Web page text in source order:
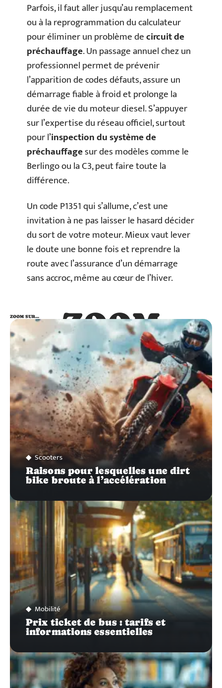
Parfois, il faut aller jusqu’au remplacement
ou à la reprogrammation du calculateur
pour éliminer un problème decircuit de
préchauffage. Un passage annuel chez un
professionnel permet de prévenir
l’apparition de codes défauts, assure un
démarrage fiable à froid et prolonge la
durée de vie du moteur diesel. S’appuyer
sur l’expertise du réseau officiel, surtout
pour l’inspection du système de
préchauffagesur des modèles comme le
Berlingo ou la C3, peut faire toute la
différence.
Un code P1351 qui s’allume, c’est une
invitation à ne pas laisser le hasard décider
du sort de votre moteur. Mieux vaut lever
le doute une bonne fois et reprendre la
route avec l’assurance d’un démarrage
sans accroc, même au cœur de l’hiver.
ZOOM
SUR…
ZOOM SUR…
Scooters
Raisons pour lesquelles une dirt
bike broute à l’accélération
Mobilité
Prix ticket de bus : tarifs et
informations essentielles